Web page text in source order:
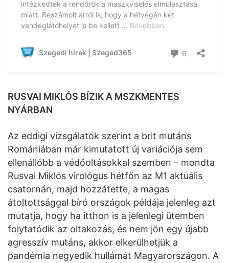
RUSVAI MIKLÓS BÍZIK A MSZKMENTES
NYÁRBAN
Az eddigi vizsgálatok szerint a brit mutáns
Romániában már kimutatott új variációja sem
ellenállóbb a védőoltásokkal szemben – mondta
Rusvai Miklós virológus hétfőn az M1 aktuális
csatornán, majd hozzátette, a magas
átoltottsággal bíró országok példája jelenleg azt
mutatja, hogy ha itthon is a jelenlegi ütemben
folytatódik az oltakozás, és nem jön egy újabb
agresszív mutáns, akkor elkerülhetjük a
pandémia negyedik hullámát Magyarországon. A